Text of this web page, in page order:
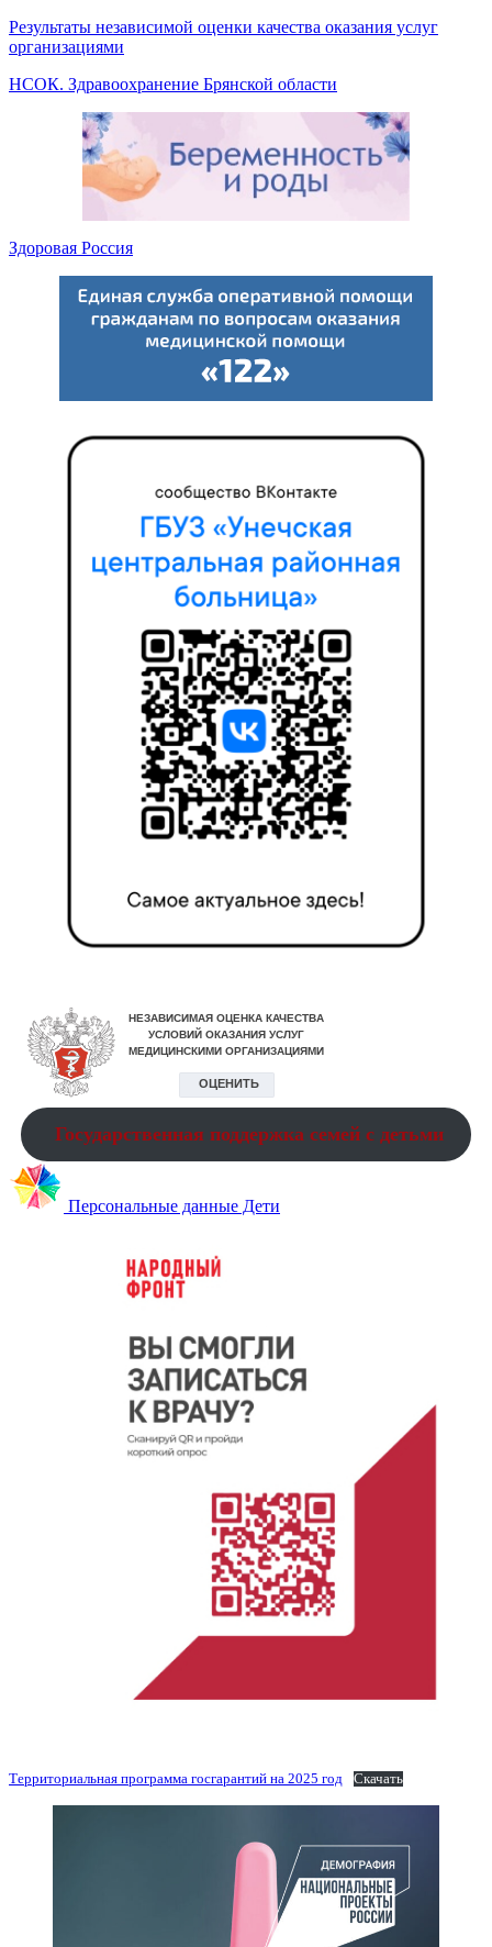
Результаты независимой оценки качества оказания услуг
организациями
НСОК. Здравоохранение Брянской области
Здоровая Россия
Государственная поддержка семей с детьми
Персональные данные Дети
Территориальная программа госгарантий на 2025 год Скачать